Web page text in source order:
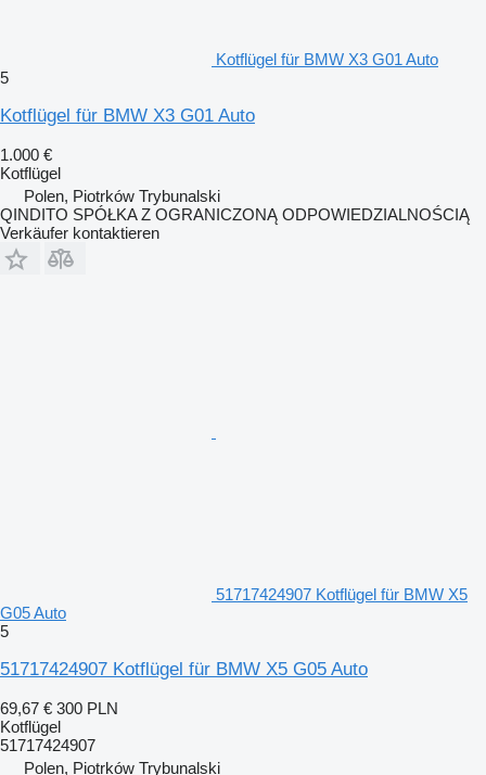
Kotflügel für BMW X3 G01 Auto
5
Kotflügel für BMW X3 G01 Auto
1.000 €
Kotflügel
Polen, Piotrków Trybunalski
QINDITO SPÓŁKA Z OGRANICZONĄ ODPOWIEDZIALNOŚCIĄ
Verkäufer kontaktieren
51717424907 Kotflügel für BMW X5
G05 Auto
5
51717424907 Kotflügel für BMW X5 G05 Auto
69,67 € 300 PLN
Kotflügel
51717424907
Polen, Piotrków Trybunalski